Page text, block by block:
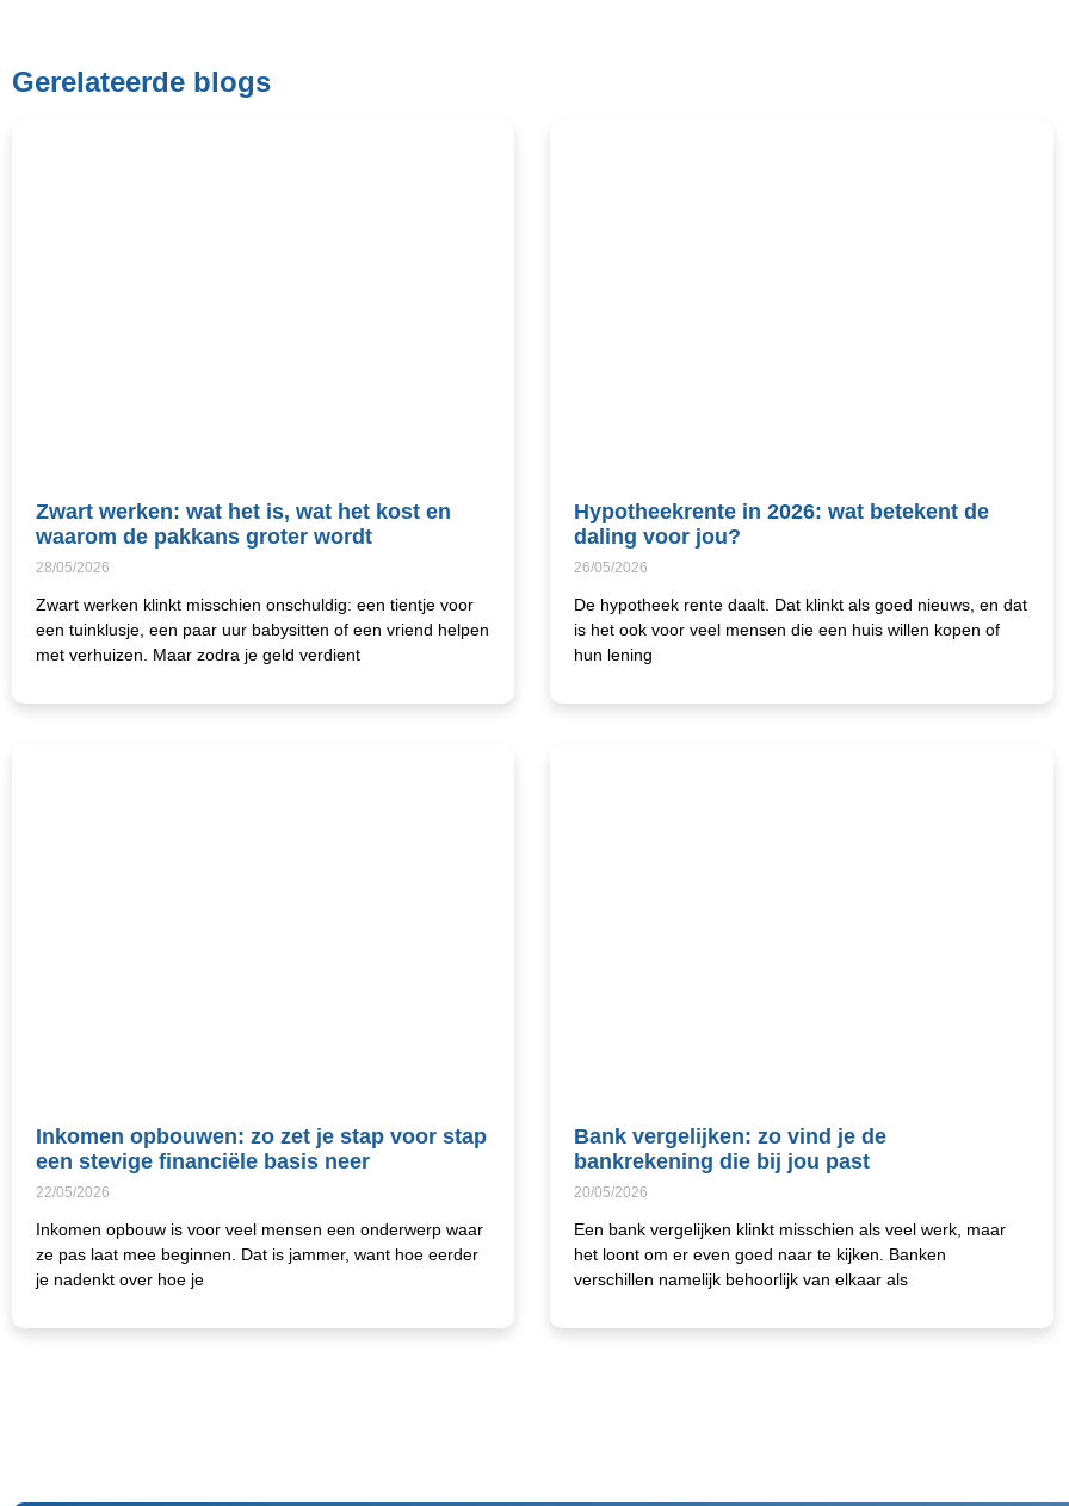
Gerelateerde blogs
Zwart werken: wat het is, wat het kost en
waarom de pakkans groter wordt
28/05/2026
Zwart werken klinkt misschien onschuldig: een tientje voor
een tuinklusje, een paar uur babysitten of een vriend helpen
met verhuizen. Maar zodra je geld verdient
Hypotheekrente in 2026: wat betekent de
daling voor jou?
26/05/2026
De hypotheek rente daalt. Dat klinkt als goed nieuws, en dat
is het ook voor veel mensen die een huis willen kopen of
hun lening
Inkomen opbouwen: zo zet je stap voor stap
een stevige financiële basis neer
22/05/2026
Inkomen opbouw is voor veel mensen een onderwerp waar
ze pas laat mee beginnen. Dat is jammer, want hoe eerder
je nadenkt over hoe je
Bank vergelijken: zo vind je de
bankrekening die bij jou past
20/05/2026
Een bank vergelijken klinkt misschien als veel werk, maar
het loont om er even goed naar te kijken. Banken
verschillen namelijk behoorlijk van elkaar als